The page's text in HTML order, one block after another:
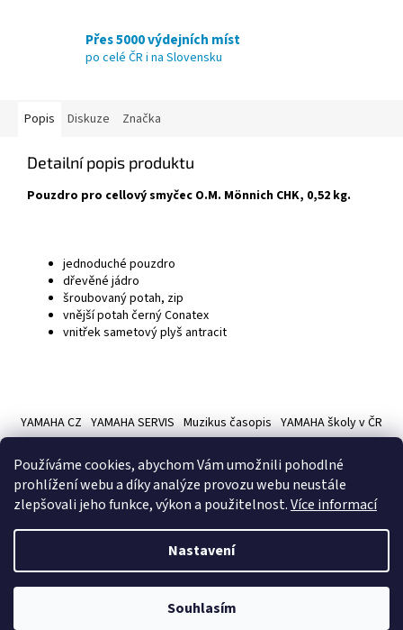
Používáme cookies, abychom Vám umožnili pohodlné
prohlížení webu a díky analýze provozu webu neustále
zlepšovali jeho funkce, výkon a použitelnost.Více informací
Nastavení
Souhlasím
Přes 5000 výdejních míst
po celé ČR i na Slovensku
Popis Diskuze Značka
Detailní popis produktu
Pouzdro pro cellový smyčec O.M. Mönnich CHK, 0,52 kg.
jednoduché pouzdro
dřevěné jádro
šroubovaný potah, zip
vnější potah černý Conatex
vnitřek sametový plyš antracit
p
YAMAHA CZ YAMAHA SERVIS Muzikus časopis YAMAHA školy v ČR
Copyright 2026Hudební nástroje YAMAMUSIC. Všechna práva
vyhrazena.